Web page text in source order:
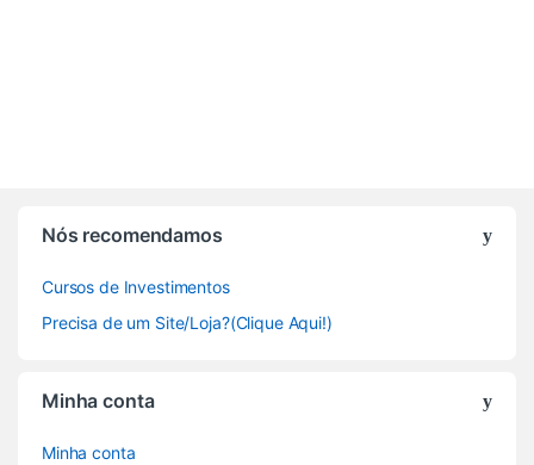
Nós recomendamos
Cursos de Investimentos
Precisa de um Site/Loja?(Clique Aqui!)
Minha conta
Minha conta